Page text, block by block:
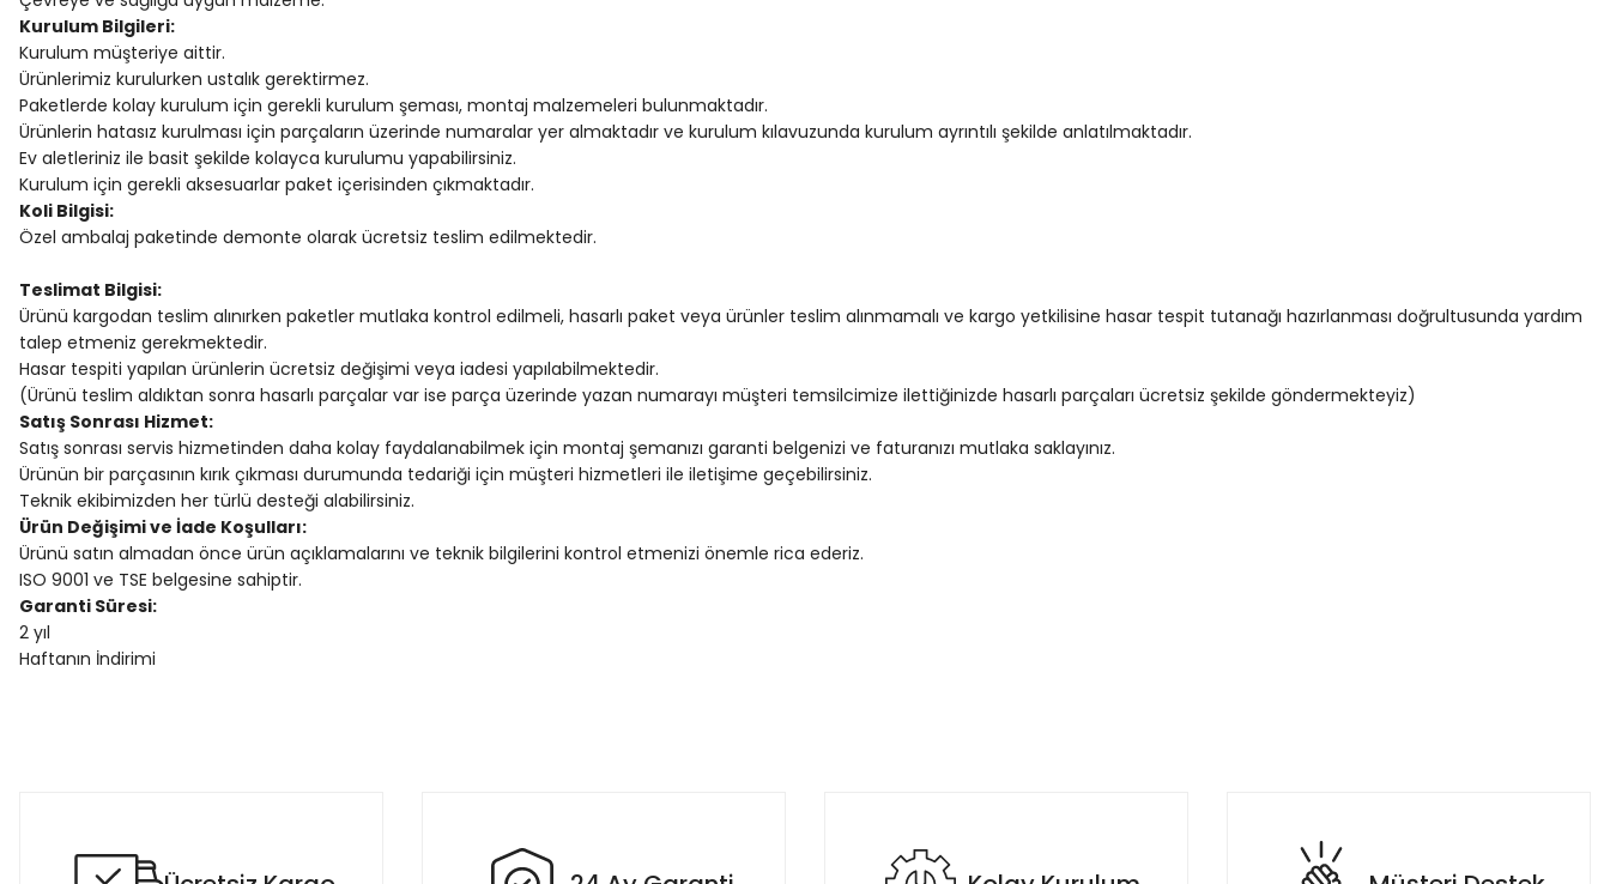
Kurulum Bilgileri:
Kurulum müşteriye aittir.
Ürünlerimiz kurulurken ustalık gerektirmez.
Paketlerde kolay kurulum için gerekli kurulum şeması, montaj malzemeleri bulunmaktadır.
Ürünlerin hatasız kurulması için parçaların üzerinde numaralar yer almaktadır ve kurulum kılavuzunda kurulum ayrıntılı şekilde anlatılmaktadır.
Ev aletleriniz ile basit şekilde kolayca kurulumu yapabilirsiniz.
Kurulum için gerekli aksesuarlar paket içerisinden çıkmaktadır.
Koli Bilgisi:
Özel ambalaj paketinde demonte olarak ücretsiz teslim edilmektedir.
Teslimat Bilgisi:
Ürünü kargodan teslim alınırken paketler mutlaka kontrol edilmeli, hasarlı paket veya ürünler teslim alınmamalı ve kargo yetkilisine hasar tespit tutanağı hazırlanması doğrultusunda yardım
talep etmeniz gerekmektedir.
Hasar tespiti yapılan ürünlerin ücretsiz değişimi veya iadesi yapılabilmektedir.
(Ürünü teslim aldıktan sonra hasarlı parçalar var ise parça üzerinde yazan numarayı müşteri temsilcimize ilettiğinizde hasarlı parçaları ücretsiz şekilde göndermekteyiz)
Satış Sonrası Hizmet:
Satış sonrası servis hizmetinden daha kolay faydalanabilmek için montaj şemanızı garanti belgenizi ve faturanızı mutlaka saklayınız.
Ürünün bir parçasının kırık çıkması durumunda tedariği için müşteri hizmetleri ile iletişime geçebilirsiniz.
Teknik ekibimizden her türlü desteği alabilirsiniz.
Ürün Değişimi ve İade Koşulları:
Ürünü satın almadan önce ürün açıklamalarını ve teknik bilgilerini kontrol etmenizi önemle rica ederiz.
ISO 9001 ve TSE belgesine sahiptir.
Garanti Süresi:
2 yıl
Haftanın İndirimi
Dolabi ertesi gun teslim aldim.Dolaba gelirsek tek kelime mukemmel fotolarda ne goruyorsaniz aynisi geliyor.Olculer yazilanla birebir ayni.Gayet kaliteli ve guzel.Biz cok begendik almayi
dusunenler gonul rahatligi ile alabilirler.Saticiya tesekkur ederim